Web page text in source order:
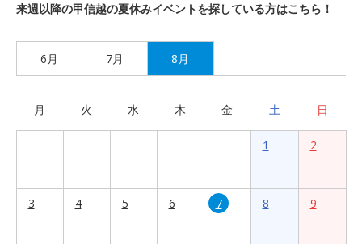
来週以降の甲信越の夏休みイベントを探している方はこちら！
6月 7月 8月
月 火 水 木 金 土 日
1 2
3 4 5 6 7 8 9